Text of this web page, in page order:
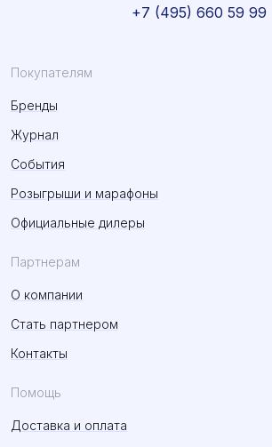
Покупателям
Бренды
Журнал
События
Розыгрыши и марафоны
Официальные дилеры
Партнерам
О компании
Стать партнером
Контакты
Помощь
Доставка и оплата
+7 (495) 660 59 99